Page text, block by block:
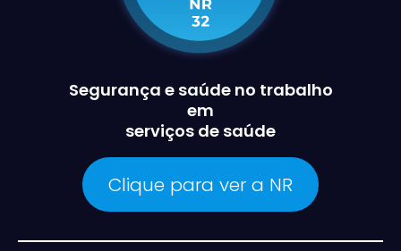
Segurança e saúde no trabalho
em
serviços de saúde
Clique para ver a NR